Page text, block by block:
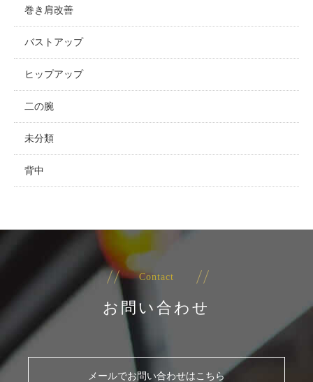
巻き肩改善
バストアップ
ヒップアップ
二の腕
未分類
背中
Contact
お問い合わせ
メールでお問い合わせはこちら